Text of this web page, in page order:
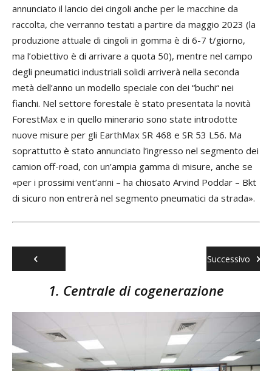
annunciato il lancio dei cingoli anche per le macchine da
raccolta, che verranno testati a partire da maggio 2023 (la
produzione attuale di cingoli in gomma è di 6-7 t/giorno,
ma l’obiettivo è di arrivare a quota 50), mentre nel campo
degli pneumatici industriali solidi arriverà nella seconda
metà dell’anno un modello speciale con dei “buchi“ nei
fianchi. Nel settore forestale è stato presentata la novità
ForestMax e in quello minerario sono state introdotte
nuove misure per gli EarthMax SR 468 e SR 53 L56. Ma
soprattutto è stato annunciato l’ingresso nel segmento dei
camion off-road, con un’ampia gamma di misure, anche se
«per i prossimi vent’anni – ha chiosato Arvind Poddar – Bkt
di sicuro non entrerà nel segmento pneumatici da strada».
Precedente
Successivo
1. Centrale di cogenerazione